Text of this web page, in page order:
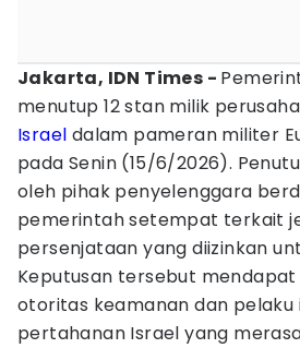
Jakarta, IDN Times -
menutup 12 stan milik
Israel dalam pameran militer
pada Senin (15/6/2026).
oleh pihak penyelenggara
pemerintah setempat terkait
persenjataan yang diizinkan
Keputusan tersebut
otoritas keamanan dan pelaku
pertahanan Israel yang